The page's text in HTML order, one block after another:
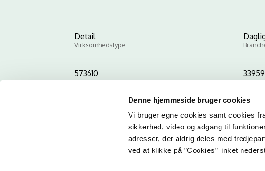
Denne hjemmeside bruger cookies
Vi bruger egne cookies samt cookies
sikkerhed, video og adgang til
adresser, der aldrig deles med
ved at klikke på ”Cookies” linket
Detail
Virksomhedstype
573610
ID-nummer CVR-nr